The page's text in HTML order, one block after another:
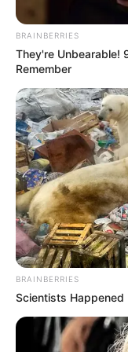
Cortesía
Yamil Arana,
Por:
Andrea
BRAINBERRIES
They're Unbearable!
Remember
BRAINBERRIES
Scientists